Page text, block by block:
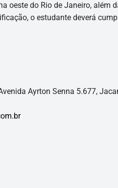
oeste do Rio de Janeiro, além
o estudante deverá
Ayrton Senna 5.677,